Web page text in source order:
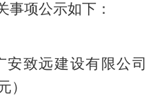
事项公示如下：
安致远建设有限公司
）